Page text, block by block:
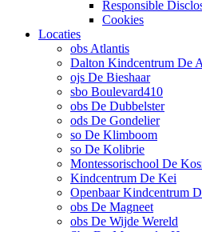
Responsible
Cookies
Locaties
obs Atlantis
Dalton Kindcentrum De
ojs De Bieshaar
sbo Boulevard410
obs De Dubbelster
ods De Gondelier
so De Klimboom
so De Kolibrie
Montessorischool De
Kindcentrum De Kei
Openbaar Kindcentrum
obs De Magneet
obs De Wijde Wereld